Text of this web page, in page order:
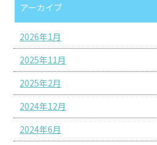
アーカイブ
2026年1月
2025年11月
2025年2月
2024年12月
2024年6月